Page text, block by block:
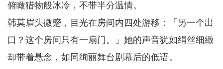
俯瞰猎物般冰冷，不带半分温情。
韩莫眉头微蹙，目光在房间内四处游移：「另一个出
口？这个房间只有一扇门。」她的声音犹如绢丝细緻
却带着悬念，如同绚丽舞台剧幕后的低语。